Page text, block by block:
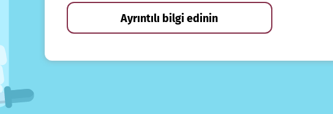
Ayrıntılı bilgi edinin